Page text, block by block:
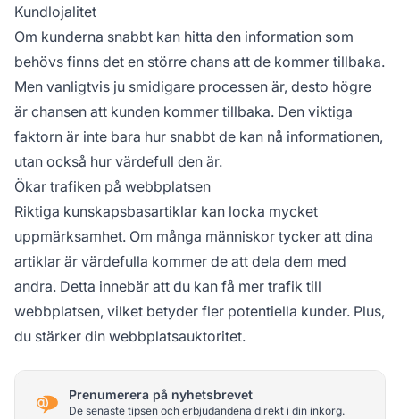
Kundlojalitet
Om kunderna snabbt kan hitta den information som
behövs finns det en större chans att de kommer tillbaka.
Men vanligtvis ju smidigare processen är, desto högre
är chansen att kunden kommer tillbaka. Den viktiga
faktorn är inte bara hur snabbt de kan nå informationen,
utan också hur värdefull den är.
Ökar trafiken på webbplatsen
Riktiga kunskapsbasartiklar kan locka mycket
uppmärksamhet. Om många människor tycker att dina
artiklar är värdefulla kommer de att dela dem med
andra. Detta innebär att du kan få mer trafik till
webbplatsen, vilket betyder fler potentiella kunder. Plus,
du stärker din webbplatsauktoritet.
Prenumerera på nyhetsbrevet
De senaste tipsen och erbjudandena direkt i din inkorg.